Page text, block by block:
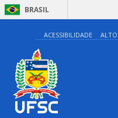
BRASIL
ACESSIBILIDADE